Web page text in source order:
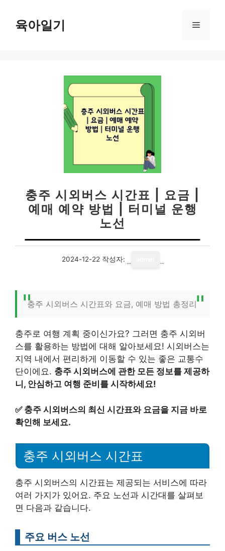
육아일기 메
충주 시외버스 시간표 | 요금 |
예매 예약 방법 | 터미널 운행
노선
2024-12-22 작성자:
충주 시외버스 시간표와 요금, 예매 방법 총정리
충주로 여행 계획 중이신가요? 그러면 충주 시외버
스를 활용하는 방법에 대해 알아보세요! 시외버스는
지역 내에서 편리하게 이동할 수 있는 좋은 교통수
단이에요. 충주 시외버스에 관한 모든 정보를 제공하
니, 안심하고 여행 준비를 시작하세요!
✅ 충주 시외버스의 최신 시간표와 요금을 지금 바로
확인해 보세요.
충주 시외버스 시간표
충주 시외버스의 시간표는 제공되는 서비스에 따라
여러 가지가 있어요. 주요 노선과 시간대를 살펴보
면 다음과 같습니다.
주요 버스 노선